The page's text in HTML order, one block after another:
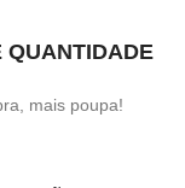
QUANTIDADE
mais poupa!